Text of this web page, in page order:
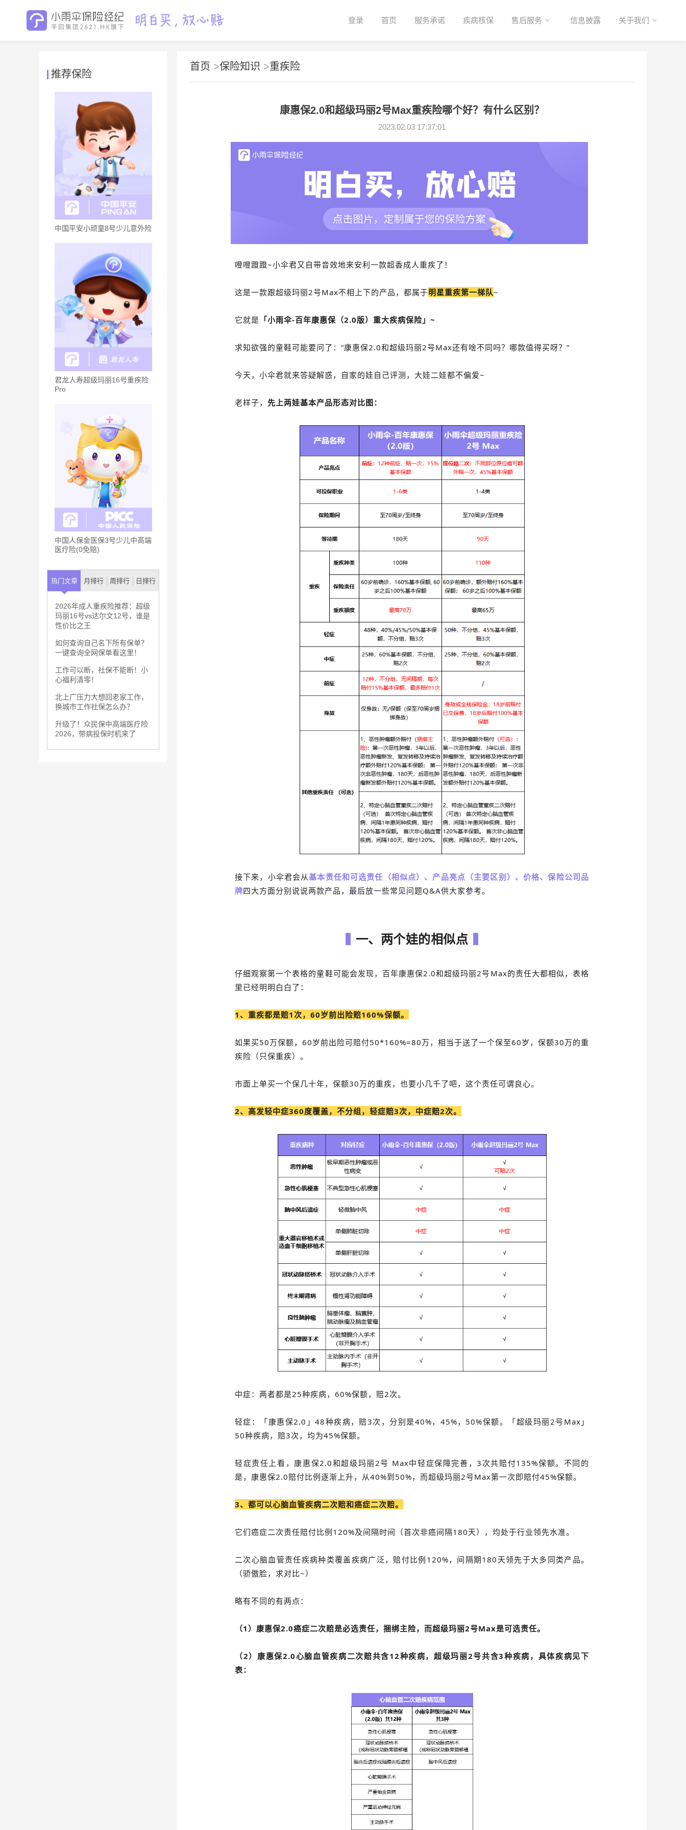
登录 首页 服务承诺 疾病核保 售后服务 信息披露 关于我们
推荐保险
中国平安小顽童8号少儿意外险
君龙人寿超级玛丽16号重疾险
Pro
中国人保金医保3号少儿中高端
医疗险(0免赔)
热门文章 月排行 周排行 日排行
2026年成人重疾险推荐：超级
玛丽16号vs达尔文12号，谁是
性价比之王
如何查询自己名下所有保单？
一键查询全网保单看这里！
工作可以断，社保不能断！小
心福利清零！
北上广压力大想回老家工作，
换城市工作社保怎么办？
升级了！众民保中高端医疗险
2026，带病投保时机来了
首页 >保险知识 >重疾险
康惠保2.0和超级玛丽2号Max重疾险哪个好？有什么区别？
2023.02.03 17:37:01
噔噔蹬蹬~小伞君又自带音效地来安利一款超香成人重疾了！
这是一款跟超级玛丽2号Max不相上下的产品，都属于明星重疾第一梯队~
它就是 「小雨伞-百年康惠保（2.0版）重大疾病保险」~
求知欲强的童鞋可能要问了：“康惠保2.0和超级玛丽2号Max还有啥不同吗？哪款值得买呀？”
今天，小伞君就来答疑解惑，自家的娃自己评测，大娃二娃都不偏爱~
老样子， 先上两娃基本产品形态对比图：
接下来，小伞君会从基本责任和可选责任（相似点）、产品亮点（主要区别）、价格、保险公司品
牌四大方面分别说说两款产品，最后放一些常见问题Q&A供大家参考。
一、两个娃的相似点
仔细观察第一个表格的童鞋可能会发现，百年康惠保2.0和超级玛丽2号Max的责任大都相似，表格
里已经明明白白了：
1、重疾都是赔1次，60岁前出险赔160%保额。
如果买50万保额，60岁前出险可赔付50*160%=80万，相当于送了一个保至60岁，保额30万的重
疾险（只保重疾）。
市面上单买一个保几十年，保额30万的重疾，也要小几千了吧，这个责任可谓良心。
2、高发轻中症360度覆盖，不分组，轻症赔3次，中症赔2次。
中症：两者都是25种疾病，60%保额，赔2次。
轻症：「康惠保2.0」48种疾病，赔3次，分别是40%，45%，50%保额。「超级玛丽2号Max」
50种疾病，赔3次，均为45%保额。
轻症责任上看，康惠保2.0和超级玛丽2号 Max中轻症保障完善，3次共赔付135%保额。不同的
是，康惠保2.0赔付比例逐渐上升，从40%到50%，而超级玛丽2号Max第一次即赔付45%保额。
3、都可以心脑血管疾病二次赔和癌症二次赔。
它们癌症二次责任赔付比例120%及间隔时间（首次非癌间隔180天），均处于行业领先水准。
二次心脑血管责任疾病种类覆盖疾病广泛，赔付比例120%，间隔期180天领先于大多同类产品。
（骄傲脸，求对比~）
略有不同的有两点：
（1）康惠保2.0癌症二次赔是必选责任，捆绑主险，而超级玛丽2号Max是可选责任。
（2）康惠保2.0心脑血管疾病二次赔共含12种疾病，超级玛丽2号共含3种疾病，具体疾病见下
表：